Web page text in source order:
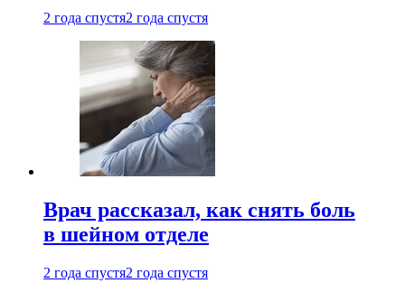
2 года спустя2 года спустя
Врач рассказал, как снять боль
в шейном отделе
2 года спустя2 года спустя